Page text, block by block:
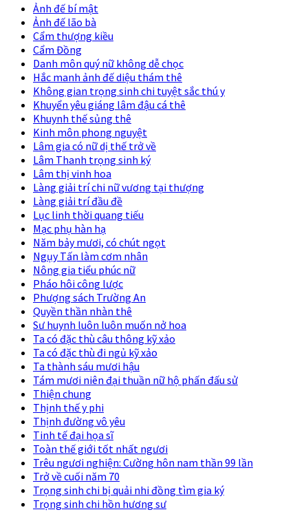
Ảnh đế bí mật
Ảnh đế lão bà
Cẩm thượng kiều
Cẩm Đồng
Danh môn quý nữ không dễ chọc
Hắc manh ảnh đế diệu thám thê
Không gian trọng sinh chi tuyệt sắc thú y
Khuyển yêu giáng lâm đậu cá thê
Khuynh thế sủng thê
Kinh môn phong nguyệt
Lâm gia có nữ dị thế trở về
Lâm Thanh trọng sinh ký
Lâm thị vinh hoa
Làng giải trí chi nữ vương tại thượng
Làng giải trí đầu đề
Lục linh thời quang tiếu
Mạc phụ hàn hạ
Năm bảy mươi, có chút ngọt
Ngụy Tấn làm cơm nhân
Nông gia tiểu phúc nữ
Pháo hôi công lược
Phượng sách Trường An
Quyền thần nhàn thê
Sư huynh luôn luôn muốn nở hoa
Ta có đặc thù câu thông kỹ xảo
Ta có đặc thù đi ngủ kỹ xảo
Ta thành sáu mươi hậu
Tám mươi niên đại thuần nữ hộ phấn đấu sử
Thiện chung
Thịnh thế y phi
Thịnh đường vô yêu
Tinh tế đại họa sĩ
Toàn thế giới tốt nhất ngươi
Trêu ngươi nghiện: Cường hôn nam thần 99 lần
Trở về cuối năm 70
Trọng sinh chi bị quải nhi đồng tìm gia ký
Trọng sinh chi hồn hương sư